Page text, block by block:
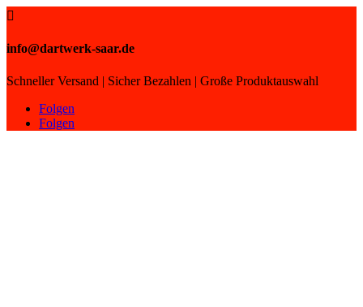

info@dartwerk-saar.de
Schneller Versand | Sicher Bezahlen | Große Produktauswahl
Folgen
Folgen